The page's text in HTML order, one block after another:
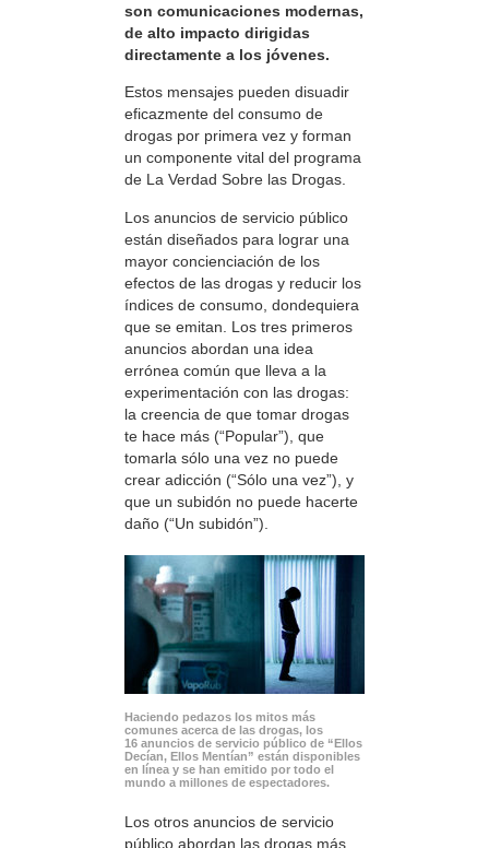
son comunicaciones modernas,
de alto impacto dirigidas
directamente a los jóvenes.
Estos mensajes pueden disuadir
eficazmente del consumo de
drogas por primera vez y forman
un componente vital del programa
de La Verdad Sobre las Drogas.
Los anuncios de servicio público
están diseñados para lograr una
mayor concienciación de los
efectos de las drogas y reducir los
índices de consumo, dondequiera
que se emitan. Los tres primeros
anuncios abordan una idea
errónea común que lleva a la
experimentación con las drogas:
la creencia de que tomar drogas
te hace más (“Popular”), que
tomarla sólo una vez no puede
crear adicción (“Sólo una vez”), y
que un subidón no puede hacerte
daño (“Un subidón”).
Haciendo pedazos los mitos más
comunes acerca de las drogas, los
16 anuncios de servicio público de “Ellos
Decían, Ellos Mentían” están disponibles
en línea y se han emitido por todo el
mundo a millones de espectadores.
Los otros anuncios de servicio
público abordan las drogas más